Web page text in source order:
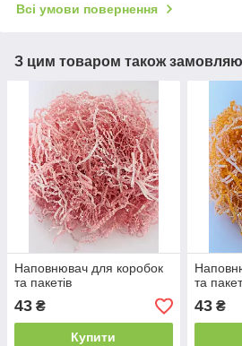
Всі умови повернення
З цим товаром також
Наповнювач для коробок
та пакетів
43 ₴
Купити
та
43₴